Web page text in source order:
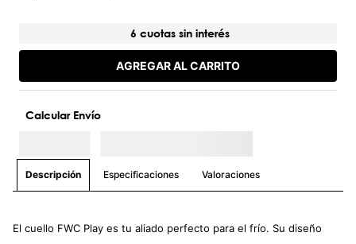
6 cuotas sin interés
AGREGAR AL CARRITO
Calcular Envío
Descripción Especificaciones Valoraciones
El cuello FWC Play es tu aliado perfecto para el frío. Su diseño